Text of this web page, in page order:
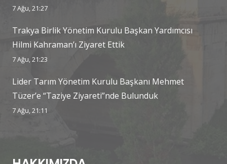
7 Ağu, 21:27
Trakya Birlik Yönetim Kurulu Başkan Yardımcısı
Hilmi Kahraman’ı Ziyaret Ettik
7 Ağu, 21:23
Lider Tarım Yönetim Kurulu Başkanı Mehmet
Tüzer’e “Taziye Ziyareti”nde Bulunduk
7 Ağu, 21:11